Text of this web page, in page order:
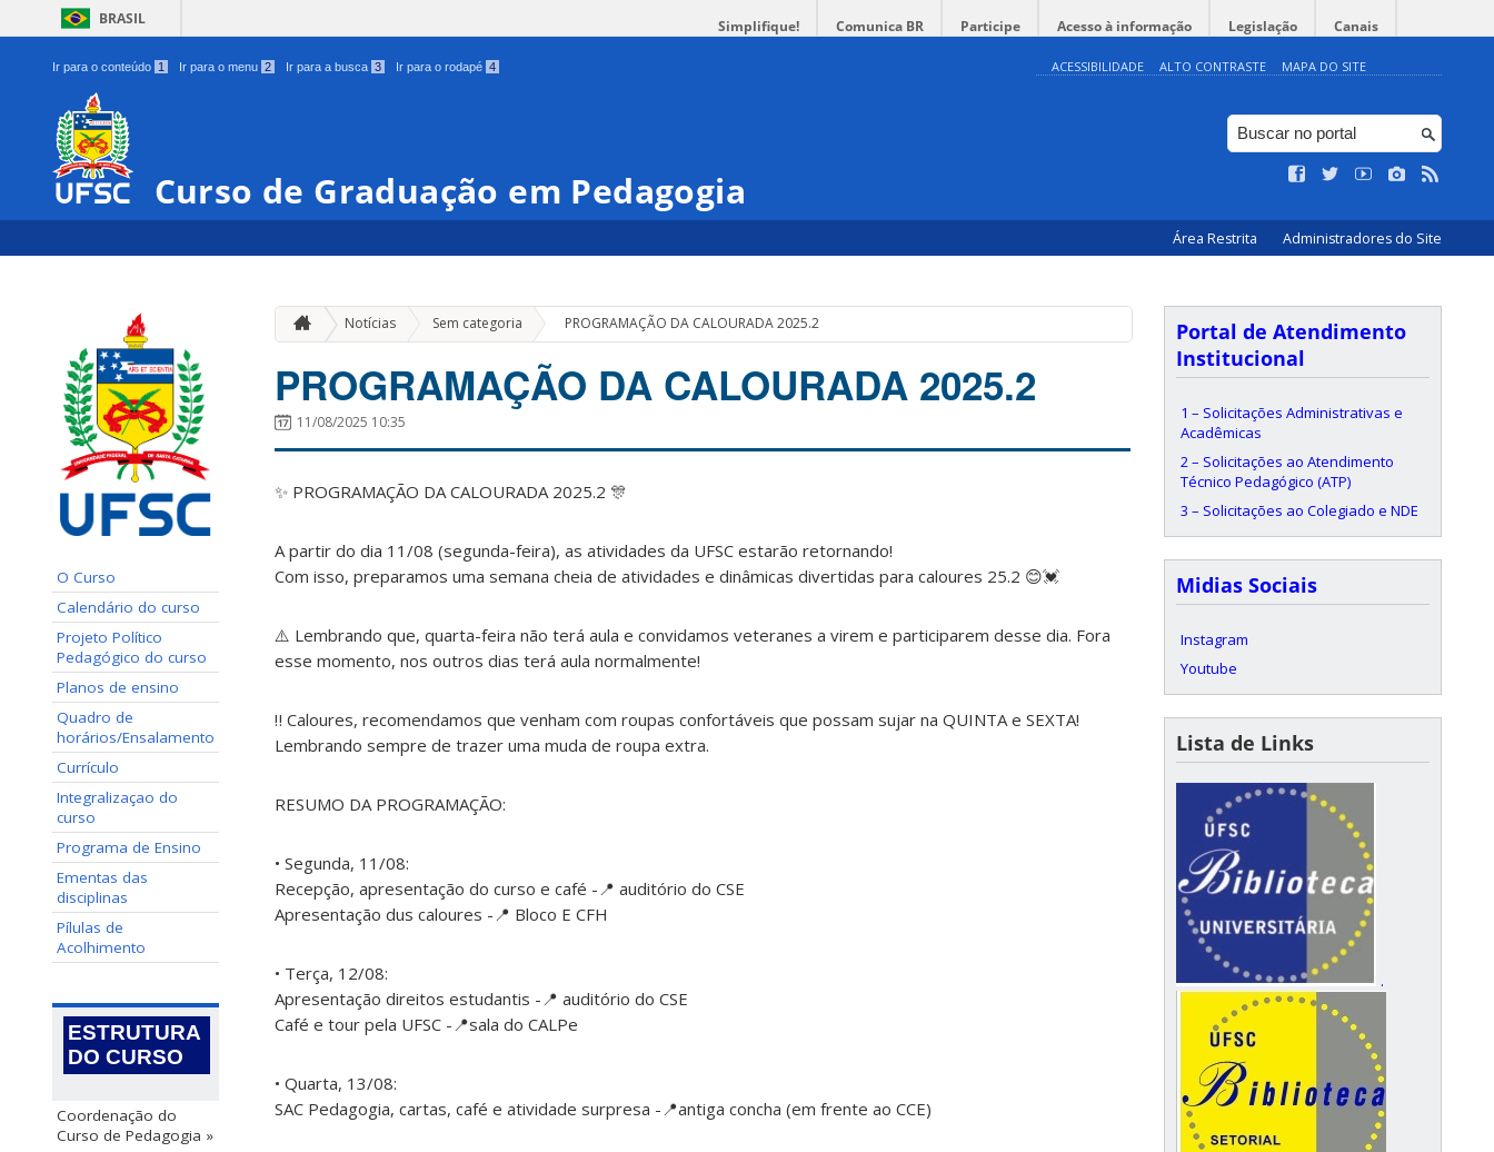
BRASIL Simplifique! Comunica BR Participe Acesso à informação Legislação Canais
Ir para o conteúdo 1 Ir para o menu 2 Ir para a busca 3 Ir para o rodapé 4 ACESSIBILIDADE ALTO CONTRASTE MAPA DO SITE
Curso de Graduação em Pedagogia
Área Restrita Administradores do Site
O Curso
Calendário do curso
Projeto Político
Pedagógico do curso
Planos de ensino
Quadro de
horários/Ensalamento
Currículo
Integralizaçao do
curso
Programa de Ensino
Ementas das
disciplinas
Pílulas de
Acolhimento
ESTRUTURA
DO CURSO
Coordenação do
Curso de Pedagogia »
Notícias Sem categoria » PROGRAMAÇÃO DA CALOURADA 2025.2
PROGRAMAÇÃO DA CALOURADA 2025.2
11/08/2025 10:35
✨ PROGRAMAÇÃO DA CALOURADA 2025.2 🎊
A partir do dia 11/08 (segunda-feira), as atividades da UFSC estarão retornando!
Com isso, preparamos uma semana cheia de atividades e dinâmicas divertidas para caloures 25.2 😊💓
⚠️ Lembrando que, quarta-feira não terá aula e convidamos veteranes a virem e participarem desse dia. Fora
esse momento, nos outros dias terá aula normalmente!
‼️ Caloures, recomendamos que venham com roupas confortáveis que possam sujar na QUINTA e SEXTA!
Lembrando sempre de trazer uma muda de roupa extra.
RESUMO DA PROGRAMAÇÃO:
• Segunda, 11/08:
Recepção, apresentação do curso e café -📍 auditório do CSE
Apresentação dus caloures -📍 Bloco E CFH
• Terça, 12/08:
Apresentação direitos estudantis -📍 auditório do CSE
Café e tour pela UFSC -📍sala do CALPe
• Quarta, 13/08:
SAC Pedagogia, cartas, café e atividade surpresa -📍antiga concha (em frente ao CCE)
Portal de Atendimento
Institucional
1 – Solicitações Administrativas e
Acadêmicas
2 – Solicitações ao Atendimento
Técnico Pedagógico (ATP)
3 – Solicitações ao Colegiado e NDE
Midias Sociais
Instagram
Youtube
Lista de Links
.